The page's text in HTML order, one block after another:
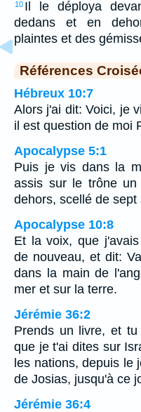
10 Il le déploya
dedans et en
plaintes et des
Références
Hébreux 10:7
Alors j'ai dit: Voici, je
il est question de moi
Apocalypse 5:1
Puis je vis dans la
assis sur le trône
dehors, scellé de sept
Apocalypse 10:8
Et la voix, que
de nouveau, et dit:
dans la main de
mer et sur la terre.
Jérémie 36:2
Prends un livre, et
que je t'ai dites sur
les nations, depuis le
de Josias, jusqu'à ce
Jérémie 36:4